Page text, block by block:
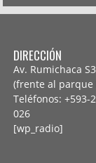
DIRECCIÓN
Av. Rumichaca
(frente al parque
Teléfonos:
026
[wp_radio]